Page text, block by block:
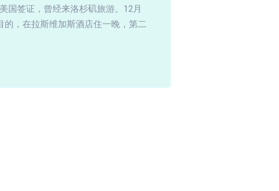
国签证，曾经来洛杉矶旅游。12月
，在拉斯维加斯酒店住一晚，第二